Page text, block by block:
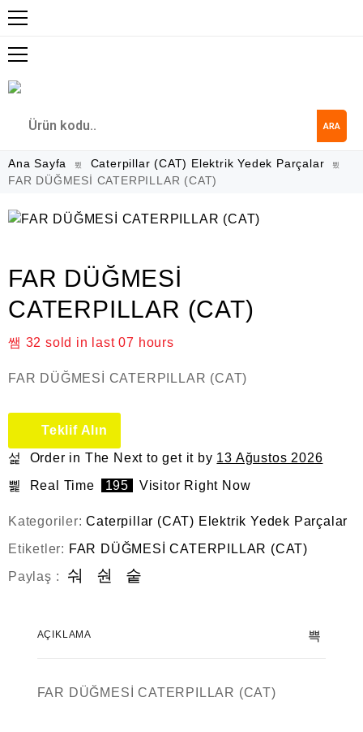
ARA
Ana Sayfa
Caterpillar (CAT) Elektrik Yedek Parçalar
FAR DÜĞMESİ CATERPILLAR (CAT)
FAR DÜĞMESİ
CATERPILLAR (CAT)
32 sold in last07 hours
FAR DÜĞMESİ CATERPILLAR (CAT)
Teklif Alın
Order in The Nextto get it by 13 Ağustos 2026
Real Time
195 Visitor Right Now
Kategoriler:Caterpillar (CAT) Elektrik Yedek Parçalar
Etiketler: FAR DÜĞMESİ CATERPILLAR (CAT)
Paylaş :
AÇIKLAMA
FAR DÜĞMESİ CATERPILLAR (CAT)